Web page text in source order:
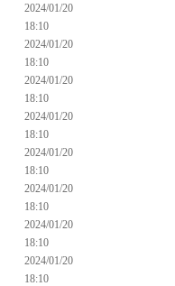
2024/01/20
18:10
2024/01/20
18:10
2024/01/20
18:10
2024/01/20
18:10
2024/01/20
18:10
2024/01/20
18:10
2024/01/20
18:10
2024/01/20
18:10